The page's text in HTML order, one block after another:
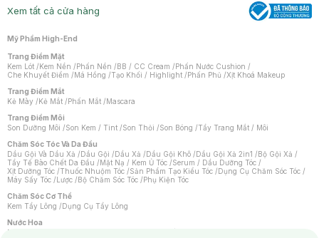
Xem tất cả cửa hàng
Mỹ Phẩm High-End
Trang Điểm Mặt
Kem Lót /Kem Nền /Phấn Nền /BB / CC Cream /Phấn Nước Cushion /
Che Khuyết Điểm /Má Hồng /Tạo Khối / Highlight /Phấn Phủ /Xịt Khoá Makeup
Trang Điểm Mắt
Kẻ Mày /Kẻ Mắt /Phấn Mắt /Mascara
Trang Điểm Môi
Son Dưỡng Môi /Son Kem / Tint /Son Thỏi /Son Bóng /Tẩy Trang Mắt / Môi
Chăm Sóc Tóc Và Da Đầu
Dầu Gội Và Dầu Xả /Dầu Gội /Dầu Xả /Dầu Gội Khô /Dầu Gội Xả 2in1 /Bộ Gội Xả /
Tẩy Tế Bào Chết Da Đầu /Mặt Nạ / Kem Ủ Tóc /Serum / Dầu Dưỡng Tóc /
Xịt Dưỡng Tóc /Thuốc Nhuộm Tóc /Sản Phẩm Tạo Kiểu Tóc /Dụng Cụ Chăm Sóc Tóc /
Máy Sấy Tóc /Lược /Bộ Chăm Sóc Tóc /Phụ Kiện Tóc
Chăm Sóc Cơ Thể
Kem Tẩy Lông /Dụng Cụ Tẩy Lông
Nước Hoa
Nước Hoa Nữ